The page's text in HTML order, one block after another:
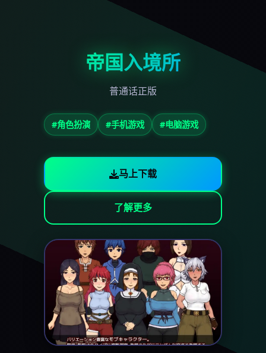
帝国入境所
普通话正版
#角色扮演 #手机游戏 #电脑游戏
马上下载
了解更多